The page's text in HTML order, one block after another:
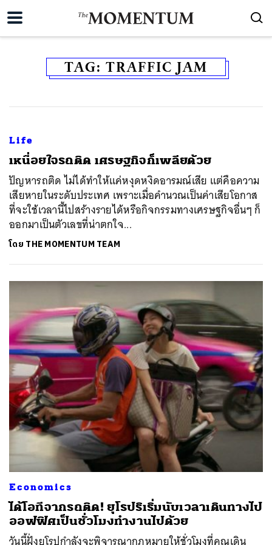
TAG: TRAFFIC JAM
Life
เหนื่อยใจรถติด เศรษฐกิจก็เพลียด้วย
ปัญหารถติด ไม่ได้ทำให้แค่หงุดหงิดอารมณ์เสีย แต่คือความ
เสียหายในระดับประเทศ เพราะเมื่อคำนวณเป็นค่าเสียโอกาส
ที่จะใช้เวลานี้ไปสร้างรายได้หรือกิจกรรมทางเศรษฐกิจอื่นๆ ก็
ออกมาเป็นตัวเลขที่น่าตกใจ...
โดย THE MOMENTUM TEAM
Economics
ได้โอทีจากรถติด! ยุโรปริเริ่มนับเวลาเดินทางไป
ออฟฟิศเป็นชั่วโมงทำงานไปด้วย
วันนี้ฝั่งยุโรปกำลังจะพิจารณากฎหมายให้ชั่วโมงที่คุณเดิน
ค้นหา
SHARE TWEET LINE EMAIL